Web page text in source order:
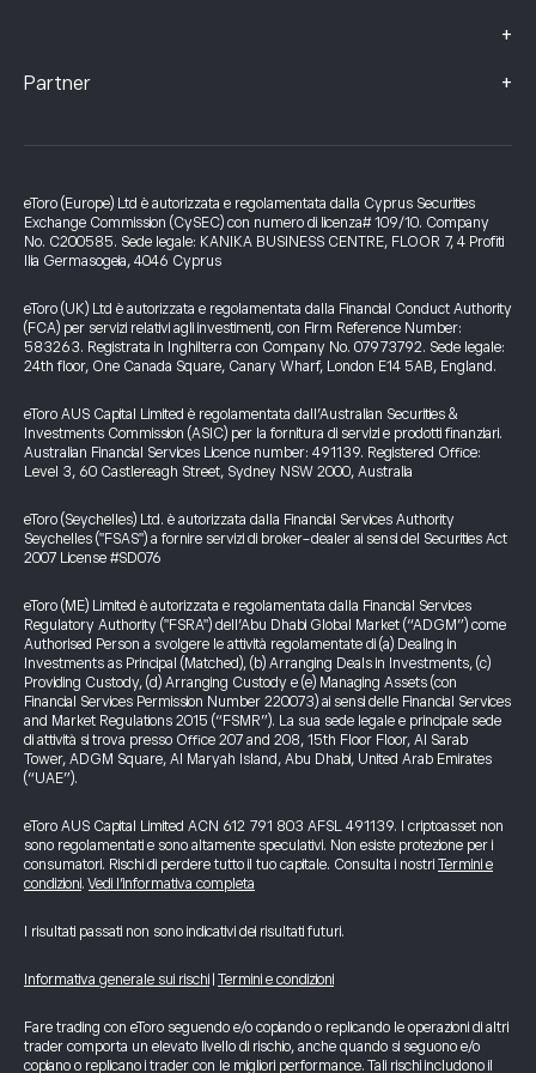
+
Partner +
eToro (Europe) Ltd è autorizzata e regolamentata dalla Cyprus Securities
Exchange Commission (CySEC) con numero di licenza# 109/10. Company
No. C200585. Sede legale: KANIKA BUSINESS CENTRE, FLOOR 7, 4 Profiti
Ilia Germasogeia, 4046 Cyprus
eToro (UK) Ltd è autorizzata e regolamentata dalla Financial Conduct Authority
(FCA) per servizi relativi agli investimenti, con Firm Reference Number:
583263. Registrata in Inghilterra con Company No. 07973792. Sede legale:
24th floor, One Canada Square, Canary Wharf, London E14 5AB, England.
eToro AUS Capital Limited è regolamentata dall’Australian Securities &
Investments Commission (ASIC) per la fornitura di servizi e prodotti finanziari.
Australian Financial Services Licence number: 491139. Registered Office:
Level 3, 60 Castlereagh Street, Sydney NSW 2000, Australia
eToro (Seychelles) Ltd. è autorizzata dalla Financial Services Authority
Seychelles ("FSAS") a fornire servizi di broker-dealer ai sensi del Securities Act
2007 License #SD076
eToro (ME) Limited è autorizzata e regolamentata dalla Financial Services
Regulatory Authority ("FSRA") dell’Abu Dhabi Global Market (“ADGM”) come
Authorised Person a svolgere le attività regolamentate di (a) Dealing in
Investments as Principal (Matched), (b) Arranging Deals in Investments, (c)
Providing Custody, (d) Arranging Custody e (e) Managing Assets (con
Financial Services Permission Number 220073) ai sensi delle Financial Services
and Market Regulations 2015 (“FSMR”). La sua sede legale e principale sede
di attività si trova presso Office 207 and 208, 15th Floor Floor, Al Sarab
Tower, ADGM Square, Al Maryah Island, Abu Dhabi, United Arab Emirates
(“UAE”).
eToro AUS Capital Limited ACN 612 791 803 AFSL 491139. I criptoasset non
sono regolamentati e sono altamente speculativi. Non esiste protezione per i
consumatori. Rischi di perdere tutto il tuo capitale. Consulta i nostri Termini e
condizioni.Vedi l’informativa completa
I risultati passati non sono indicativi dei risultati futuri.
Informativa generale sui rischi Termini e condizioni
Fare trading con eToro seguendo e/o copiando o replicando le operazioni di altri
trader comporta un elevato livello di rischio, anche quando si seguono e/o
copiano o replicano i trader con le migliori performance. Tali rischi includono il